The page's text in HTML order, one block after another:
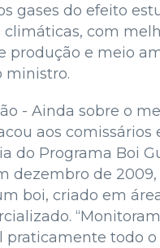
gases do efeito
climáticas, com
produção e meio
ministro.
- Ainda sobre o
aos comissários
do Programa Boi
dezembro de
boi, criado em
praticamente todo o